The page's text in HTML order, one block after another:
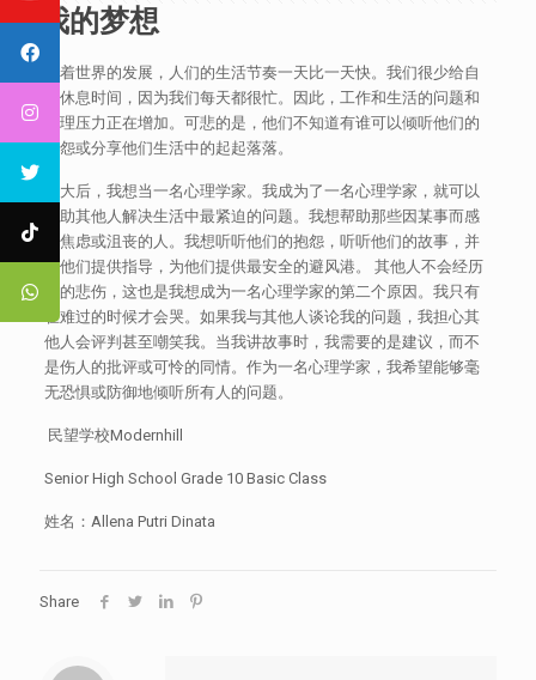
我的梦想
随着世界的发展，人们的生活节奏一天比一天快。我们很少给自
己休息时间，因为我们每天都很忙。因此，工作和生活的问题和
心理压力正在增加。可悲的是，他们不知道有谁可以倾听他们的
抱怨或分享他们生活中的起起落落。
长大后，我想当一名心理学家。我成为了一名心理学家，就可以
帮助其他人解决生活中最紧迫的问题。我想帮助那些因某事而感
到焦虑或沮丧的人。我想听听他们的抱怨，听听他们的故事，并
为他们提供指导，为他们提供最安全的避风港。 其他人不会经历
我的悲伤，这也是我想成为一名心理学家的第二个原因。我只有
在难过的时候才会哭。如果我与其他人谈论我的问题，我担心其
他人会评判甚至嘲笑我。当我讲故事时，我需要的是建议，而不
是伤人的批评或可怜的同情。作为一名心理学家，我希望能够毫
无恐惧或防御地倾听所有人的问题。
民望学校Modernhill
Senior High School Grade 10 Basic Class
姓名：Allena Putri Dinata
Share